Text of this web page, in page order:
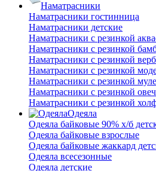
Наматрасники
Наматрасники гостинница
Наматрасники детские
Наматрасники с резинкой
Наматрасники с резинкой
Наматрасники с резинкой
Наматрасники с резинкой
Наматрасники с резинкой
Наматрасники с резинкой
Наматрасники с резинкой
Одеяла
Одеяла байковые 90% х/б
Одеяла байковые взрослые
Одеяла байковые жаккард
Одеяла всесезонные
Одеяла детские